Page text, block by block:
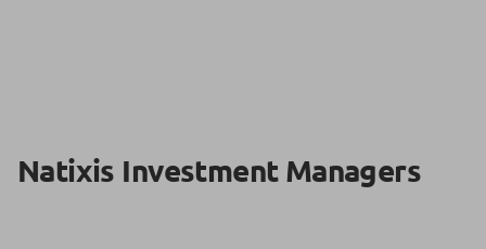
Natixis Investment Managers